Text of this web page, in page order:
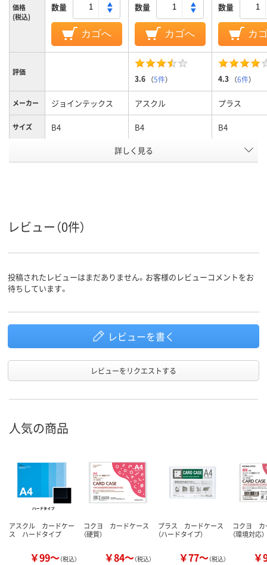
価格
(税込)
数量
カゴへ
数量
カゴへ
数量
カ
評価
3.6 （5件） 4.3 （6件）
メーカー ジョインテックス アスクル プラス
サイズ B4 B4 B4
75
詳しく見る
レビュー（0件）
投稿されたレビューはまだありません。お客様のレビューコメントをお
待ちしています。
レビューを書く
レビューをリクエストする
人気の商品
アスクル カードケー
ス ハードタイプ
￥99～（税込）
コクヨ カードケース
（硬質）
￥84～（税込）
プラス カードケース
（ハードタイプ）
￥77～（税込）
コクヨ カ
（環境対応
￥